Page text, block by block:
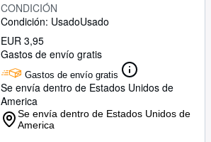
CONDICIÓN
Condición: UsadoUsado
EUR 3,95
Gastos de envío gratis
Gastos de envío gratis
Se envía dentro de Estados Unidos de
America
Se envía dentro de Estados Unidos de
America